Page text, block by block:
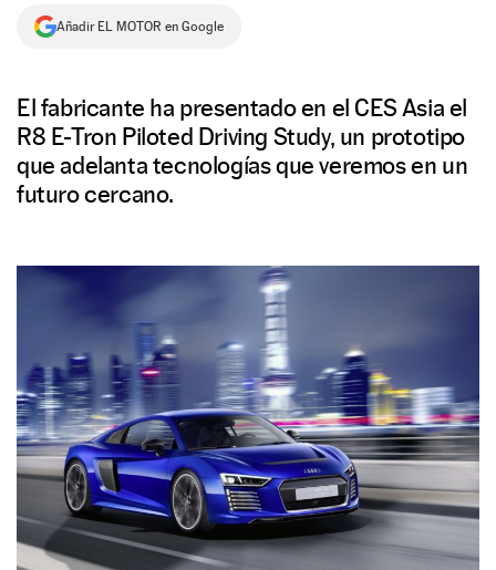
NEWSLETTER
SÍGUENOS
Añadir EL MOTOR en Google
El fabricante ha presentado en el CES Asia el
R8 E-Tron Piloted Driving Study, un prototipo
que adelanta tecnologías que veremos en un
futuro cercano.